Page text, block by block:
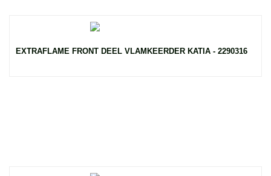
EXTRAFLAME FRONT DEEL VLAMKEERDER KATIA - 2290316